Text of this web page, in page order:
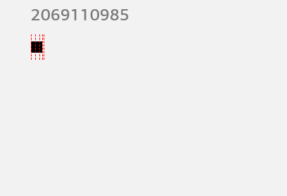
2069110985